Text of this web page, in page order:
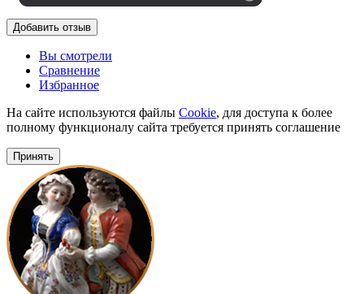
Добавить отзыв
Вы смотрели
Сравнение
Избранное
На сайте используются файлы Cookie, для доступа к более
полному функционалу сайта требуется принять соглашение
Принять